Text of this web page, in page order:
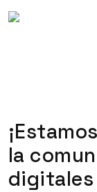
la
digitales